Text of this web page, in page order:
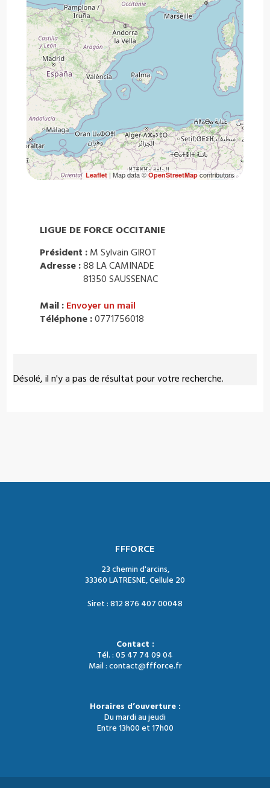
Désolé, il n'y a pas de résultat pour votre recherche.
Leaflet| Map data ©OpenStreetMapcontributors
LIGUE DE FORCE OCCITANIE
Président : M Sylvain GIROT
Adresse :88 LA CAMINADE
81350 SAUSSENAC
Mail : Envoyer un mail
Téléphone :0771756018
FFFORCE
23 chemin d'arcins,
33360 LATRESNE, Cellule 20
Siret : 812 876 407 00048
Contact :
Tél. : 05 47 74 09 04
Mail : contact@ffforce.fr
Horaires d’ouverture :
Du mardi au jeudi
Entre 13h00 et 17h00